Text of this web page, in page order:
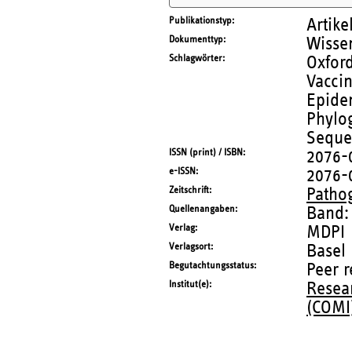
Publikationstyp
Dokumenttyp
Schlagwörter
ISSN (print) / ISBN 2076-
e-ISSN 2076-
Zeitschrift
Quellenangaben
Verlag MDPI
Verlagsort Basel
Begutachtungsstatus Peer
Institut(e)